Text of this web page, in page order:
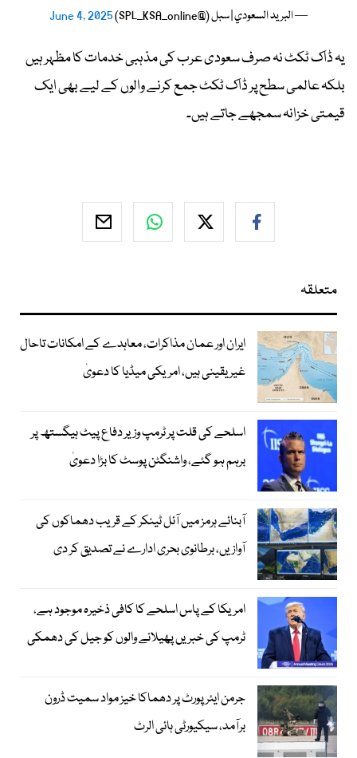
— البريد السعودي | سبل (@SPL_KSA_online) June 4, 2025
یہ ڈاک ٹکٹ نہ صرف سعودی عرب کی مذہبی خدمات کا مظہر ہیں
بلکہ عالمی سطح پر ڈاک ٹکٹ جمع کرنے والوں کے لیے بھی ایک
قیمتی خزانہ سمجھے جاتے ہیں۔
متعلقہ
ایران اور عمان مذاکرات، معاہدے کے امکانات تاحال
غیر یقینی ہیں، امریکی میڈیا کا دعویٰ
اسلحے کی قلت پر ٹرمپ وزیر دفاع پیٹ ہیگستھ پر
برہم ہو گئے، واشنگٹن پوسٹ کا بڑا دعویٰ
آبنائے ہرمز میں آئل ٹینکر کے قریب دھماکوں کی
آوازیں، برطانوی بحری ادارے نے تصدیق کر دی
امریکا کے پاس اسلحے کا کافی ذخیرہ موجود ہے،
ٹرمپ کی خبریں پھیلانے والوں کو جیل کی دھمکی
جرمن ایئرپورٹ پر دھماکا خیز مواد سمیت ڈرون
برآمد، سیکیورٹی ہائی الرٹ